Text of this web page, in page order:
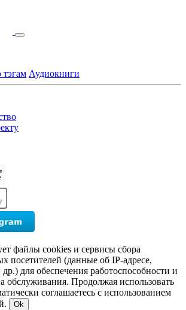
Аудиокниги
файлы cookies и сервисы сбора
посетителей (данные об IP-адресе,
для обеспечения работоспособности и
обслуживания. Продолжая использовать
соглашаетесь с использованием
Ok